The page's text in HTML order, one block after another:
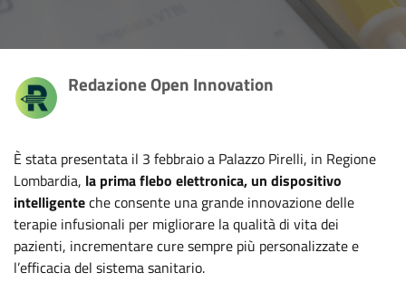
Redazione Open Innovation
È stata presentata il 3 febbraio a Palazzo Pirelli, in Regione
Lombardia, la prima flebo elettronica, un dispositivo
intelligenteche consente una grande innovazione delle
terapie infusionali per migliorare la qualità di vita dei
pazienti, incrementare cure sempre più personalizzate e
l’efficacia del sistema sanitario.